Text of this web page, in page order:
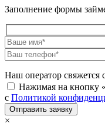
Заполнение формы
Наш оператор свяжется
Нажимая на кнопку
с Политикой
×